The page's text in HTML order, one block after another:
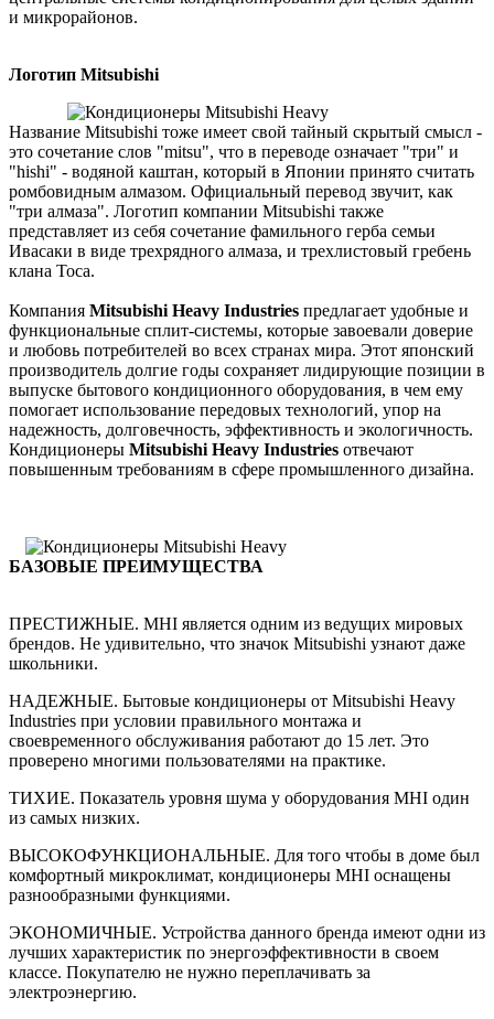
и микрорайонов.
Логотип Mitsubishi
Название Mitsubishi тоже имеет свой тайный скрытый смысл -
это сочетание слов "mitsu", что в переводе означает "три" и
"hishi" - водяной каштан, который в Японии принято считать
ромбовидным алмазом. Официальный перевод звучит, как
"три алмаза". Логотип компании Mitsubishi также
представляет из себя сочетание фамильного герба семьи
Ивасаки в виде трехрядного алмаза, и трехлистовый гребень
клана Тоса.
Компания Mitsubishi Heavy Industries предлагает удобные и
функциональные сплит-системы, которые завоевали доверие
и любовь потребителей во всех странах мира. Этот японский
производитель долгие годы сохраняет лидирующие позиции в
выпуске бытового кондиционного оборудования, в чем ему
помогает использование передовых технологий, упор на
надежность, долговечность, эффективность и экологичность.
Кондиционеры Mitsubishi Heavy Industries отвечают
повышенным требованиям в сфере промышленного дизайна.
БАЗОВЫЕ ПРЕИМУЩЕСТВА
ПРЕСТИЖНЫЕ. MHI является одним из ведущих мировых
брендов. Не удивительно, что значок Mitsubishi узнают даже
школьники.
НАДЕЖНЫЕ. Бытовые кондиционеры от Mitsubishi Heavy
Industries при условии правильного монтажа и
своевременного обслуживания работают до 15 лет. Это
проверено многими пользователями на практике.
ТИХИЕ. Показатель уровня шума у оборудования MHI один
из самых низких.
ВЫСОКОФУНКЦИОНАЛЬНЫЕ. Для того чтобы в доме был
комфортный микроклимат, кондиционеры MHI оснащены
разнообразными функциями.
ЭКОНОМИЧНЫЕ. Устройства данного бренда имеют одни из
лучших характеристик по энергоэффективности в своем
классе. Покупателю не нужно переплачивать за
электроэнергию.